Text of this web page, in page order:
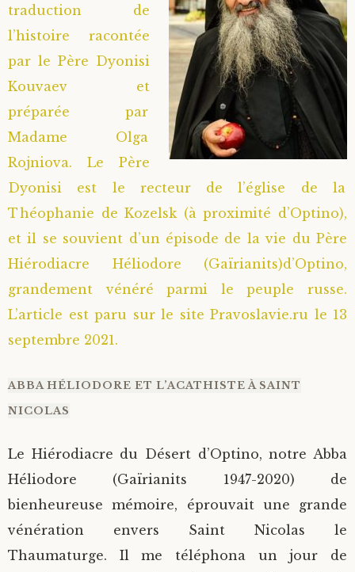
traduction de
l’histoire racontée
par le Père Dyonisi
Kouvaev et
préparée par
Madame Olga
Rojniova. Le Père
Dyonisi est le recteur de l’église de la
Théophanie de Kozelsk (à proximité d’Optino),
et il se souvient d’un épisode de la vie du Père
Hiérodiacre Héliodore (Gaïrianits)d’Optino,
grandement vénéré parmi le peuple russe.
L’article est paru sur le site Pravoslavie.ru le 13
septembre 2021.
ABBA HÉLIODORE ET L’ACATHISTE À SAINT
NICOLAS
Le Hiérodiacre du Désert d’Optino, notre Abba
Héliodore (Gaïrianits 1947-2020) de
bienheureuse mémoire, éprouvait une grande
vénération envers Saint Nicolas le
Thaumaturge. Il me téléphona un jour de